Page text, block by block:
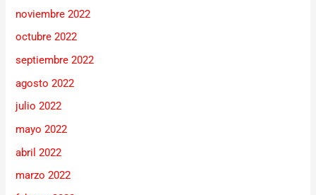
noviembre 2022
octubre 2022
septiembre 2022
agosto 2022
julio 2022
mayo 2022
abril 2022
marzo 2022